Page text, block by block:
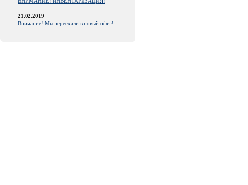
21.02.2019
Внимание! Мы переехали в новый офис!